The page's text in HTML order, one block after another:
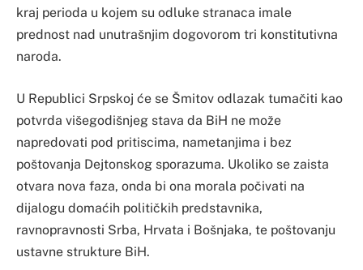
kraj perioda u kojem su odluke stranaca imale
prednost nad unutrašnjim dogovorom tri konstitutivna
naroda.
U Republici Srpskoj će se Šmitov odlazak tumačiti kao
potvrda višegodišnjeg stava da BiH ne može
napredovati pod pritiscima, nametanjima i bez
poštovanja Dejtonskog sporazuma. Ukoliko se zaista
otvara nova faza, onda bi ona morala počivati na
dijalogu domaćih političkih predstavnika,
ravnopravnosti Srba, Hrvata i Bošnjaka, te poštovanju
ustavne strukture BiH.